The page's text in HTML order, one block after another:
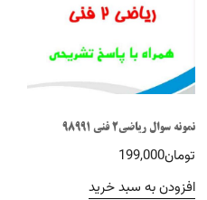
نمونه سوال ریاضی2 فنی 98991
تومان199,000
افزودن به سبد خرید